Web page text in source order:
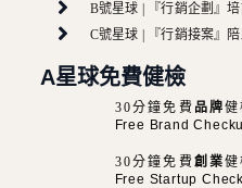
B號星球 | 『行銷企劃』
C號星球 | 『行銷接案』
A星球免費健檢
30分鐘免費 品牌健
Free Brand
30分鐘免費創業健
Free Startup